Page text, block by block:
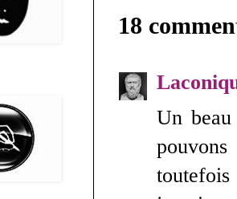
18
Un
toutefois